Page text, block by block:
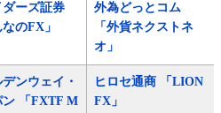
ダーズ証券
なのFX」
外為どっとコム
「外貨ネクストネ
オ」
ンウェイ・
ン 「FXTF M
ヒロセ通商 「LION
FX」